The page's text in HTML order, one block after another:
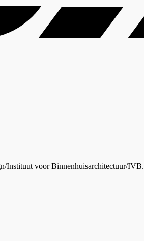
Instituut voor Binnenhuisarchitectuur/IVB.